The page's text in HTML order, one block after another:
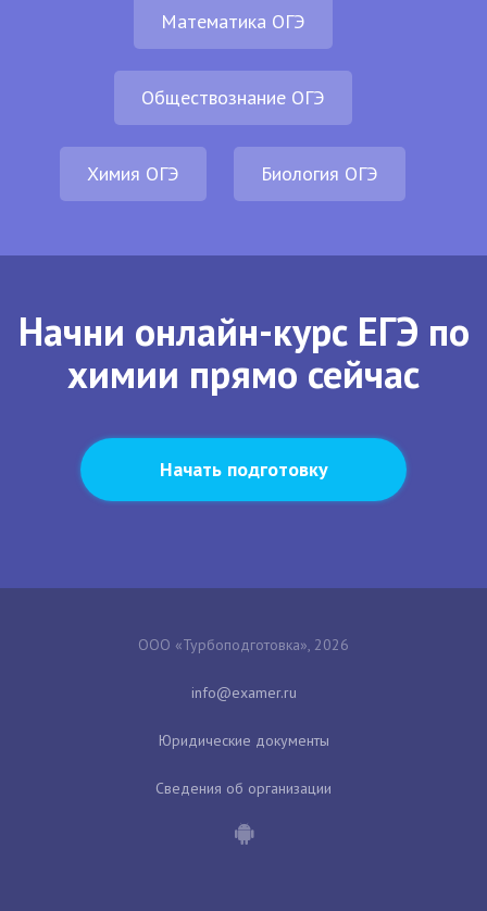
Математика ОГЭ
Обществознание ОГЭ
Химия ОГЭ Биология ОГЭ
Начни онлайн-курс ЕГЭ по
химии прямо сейчас
Начать подготовку
ООО «Турбоподготовка», 2026
Юридические документы
Сведения об организации